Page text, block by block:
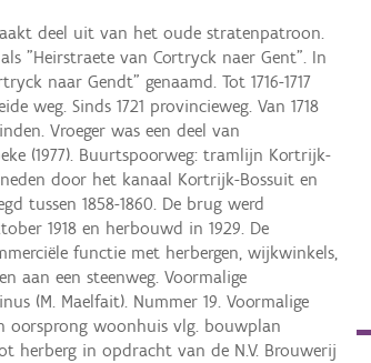
deel uit van het oude stratenpatroon.
"Heirstraete van Cortryck naer Gent". In
naar Gendt" genaamd. Tot 1716-1717
weg. Sinds 1721 provincieweg. Van 1718
Vroeger was een deel van
(1977). Buurtspoorweg: tramlijn Kortrijk-
door het kanaal Kortrijk-Bossuit en
tussen 1858-1860. De brug werd
1918 en herbouwd in 1929. De
functie met herbergen, wijkwinkels,
aan een steenweg. Voormalige
(M. Maelfait). Nummer 19. Voormalige
oorsprong woonhuis vlg. bouwplan
herberg in opdracht van de N.V. Brouwerij